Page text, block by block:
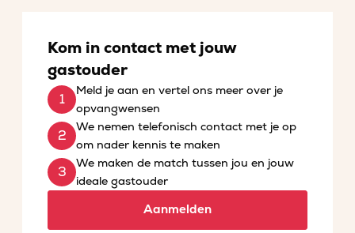
Kom in contact met jouw
gastouder
Meld je aan en vertel ons meer over je
opvangwensen
We nemen telefonisch contact met je op
om nader kennis te maken
We maken de match tussen jou en jouw
ideale gastouder
Aanmelden